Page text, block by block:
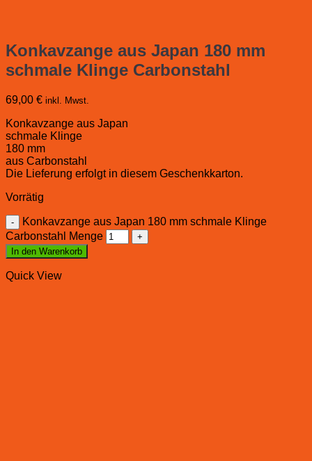
Konkavzange aus Japan 180 mm
schmale Klinge Carbonstahl
69,00 € inkl. Mwst.
Konkavzange aus Japan
schmale Klinge
180 mm
aus Carbonstahl
Die Lieferung erfolgt in diesem Geschenkkarton.
Vorrätig
Konkavzange aus Japan 180 mm schmale Klinge
Carbonstahl Menge
In den Warenkorb
Quick View